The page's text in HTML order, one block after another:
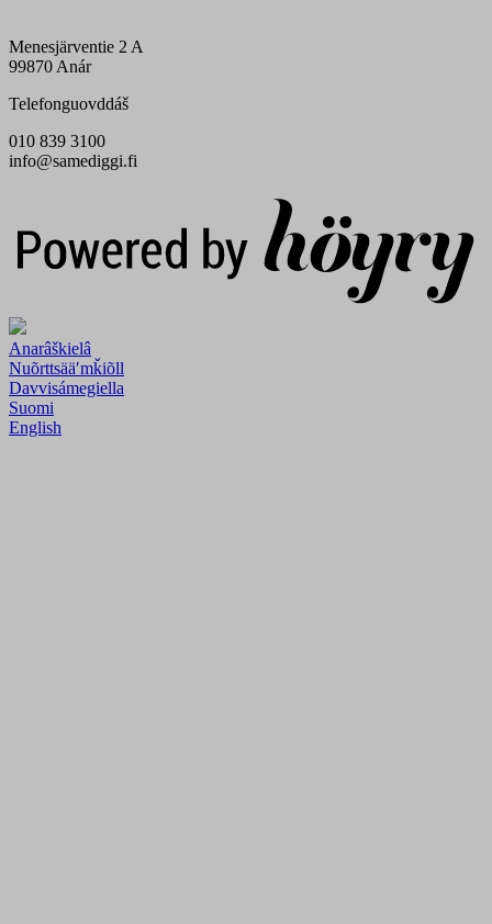
Menesjärventie 2 A
99870 Anár
Telefonguovddáš
010 839 3100
info@samediggi.fi
Anarâškielâ
Nuõrttsääʹmǩiõll
Davvisámegiella
Suomi
English